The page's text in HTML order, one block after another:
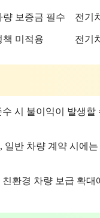
량 보증금 필수 전기
책 미적용 전기
시 불이익이 발생
반 차량 계약 시에
환경 차량 보급 확